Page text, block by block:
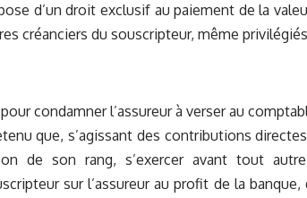
d’un droit exclusif au paiement de la
créanciers du souscripteur, même
condamner l’assureur à verser au
que, s’agissant des contributions
de son rang, s’exercer avant tout
sur l’assureur au profit de la